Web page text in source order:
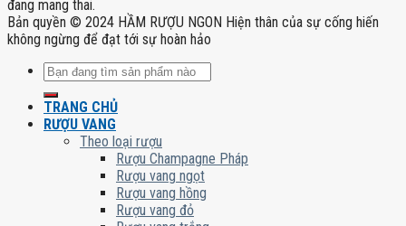
đang mang thai.
Bản quyền © 2024 HẦM RƯỢU NGON Hiện thân của sự cống hiến
không ngừng để đạt tới sự hoàn hảo
Tìm
TRANG CHỦ
RƯỢU VANG
Theo loại rượu
Rượu Champagne Pháp
Rượu vang ngọt
Rượu vang hồng
Rượu vang đỏ